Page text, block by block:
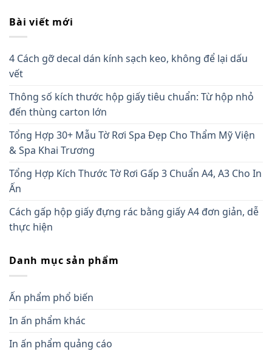
Bài viết mới
4 Cách gỡ decal dán kính sạch keo, không để lại dấu
vết
Thông số kích thước hộp giấy tiêu chuẩn: Từ hộp nhỏ
đến thùng carton lớn
Tổng Hợp 30+ Mẫu Tờ Rơi Spa Đẹp Cho Thẩm Mỹ Viện
& Spa Khai Trương
Tổng Hợp Kích Thước Tờ Rơi Gấp 3 Chuẩn A4, A3 Cho In
Ấn
Cách gấp hộp giấy đựng rác bằng giấy A4 đơn giản, dễ
thực hiện
Danh mục sản phẩm
Ấn phẩm phổ biến
In ấn phẩm khác
In ấn phẩm quảng cáo